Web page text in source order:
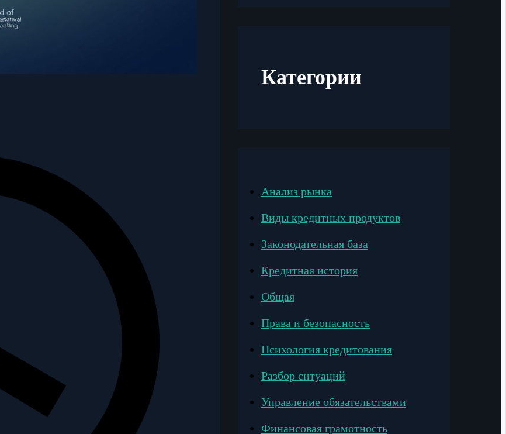
Категории
Анализ рынка
Виды кредитных продуктов
Законодательная база
Кредитная история
Общая
Права и безопасность
Психология кредитования
Разбор ситуаций
Управление обязательствами
Финансовая грамотность